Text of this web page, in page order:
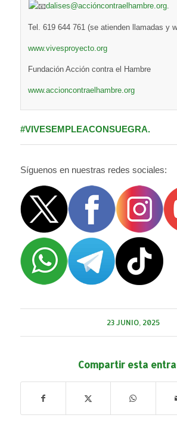
dalises@accióncontraelhambre.org
Tel. 619 644 761 (se atienden llamadas y
www.vivesproyecto.org
Fundación Acción contra el Hambre
www.accioncontraelhambre.org
#VIVESEMPLEACONSUEGRA.
Síguenos en nuestras redes sociales:
23 JUNIO, 2025
Compartir esta